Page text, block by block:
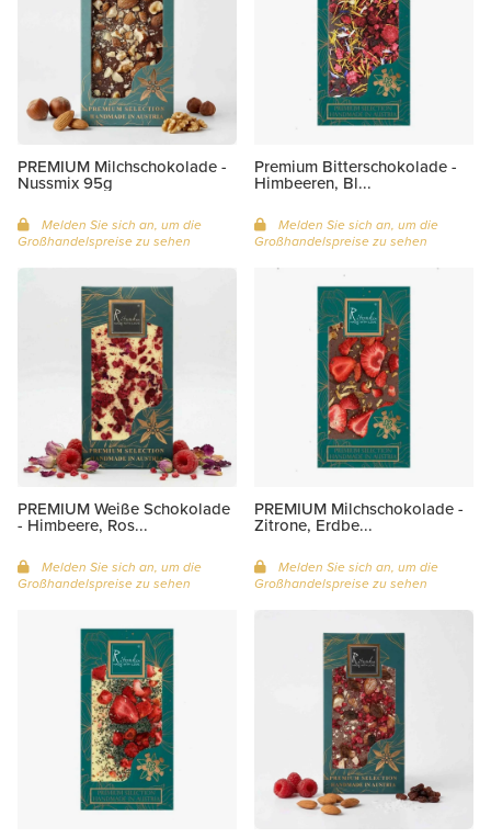
PREMIUM Milchschokolade -
Nussmix 95g
Melden Sie sich an, um die
Großhandelspreise zu sehen
Premium Bitterschokolade -
Himbeeren, Bl...
Melden Sie sich an, um die
Großhandelspreise zu sehen
PREMIUM Weiße Schokolade
- Himbeere, Ros...
Melden Sie sich an, um die
Großhandelspreise zu sehen
PREMIUM Milchschokolade -
Zitrone, Erdbe...
Melden Sie sich an, um die
Großhandelspreise zu sehen